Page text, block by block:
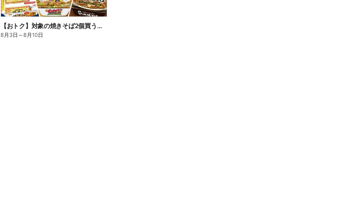
【おトク】対象の焼きそば2個買うと100円引き!
8月3日 ～8月10日